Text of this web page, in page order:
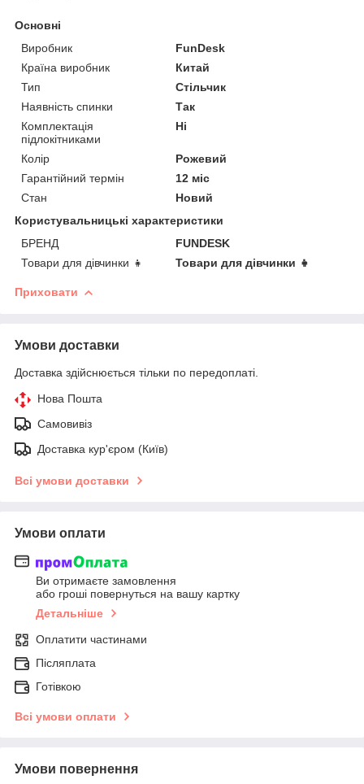
Основні
Виробник
FunDesk
Країна виробник
Китай
Тип
Стільчик
Наявність спинки
Так
Комплектація
підлокітниками
Ні
Колір
Рожевий
Гарантійний термін
12 міс
Стан
Новий
Користувальницькі характеристики
БРЕНД
FUNDESK
Товари для дівчинки 👧
Товари для дівчинки 👧
Приховати
Умови доставки
Доставка здійснюється тільки по передоплаті.
Нова Пошта
Самовивіз
Доставка кур'єром (Київ)
Всі умови доставки
Умови оплати
Ви отримаєте замовлення
або гроші повернуться на вашу картку
Детальніше
Оплатити частинами
Післяплата
Готівкою
Всі умови оплати
Умови повернення